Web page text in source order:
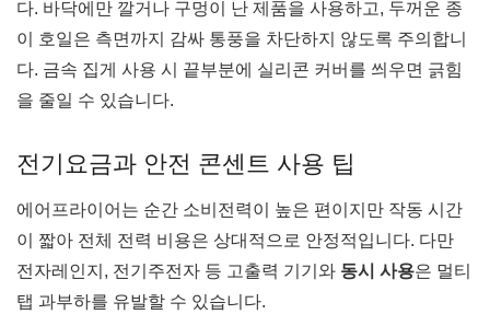
다. 바닥에만 깔거나 구멍이 난 제품을 사용하고, 두꺼운 종
이 호일은 측면까지 감싸 통풍을 차단하지 않도록 주의합니
다. 금속 집게 사용 시 끝부분에 실리콘 커버를 씌우면 긁힘
을 줄일 수 있습니다.
전기요금과 안전 콘센트 사용 팁
에어프라이어는 순간 소비전력이 높은 편이지만 작동 시간
이 짧아 전체 전력 비용은 상대적으로 안정적입니다. 다만
전자레인지, 전기주전자 등 고출력 기기와 동시 사용은 멀티
탭 과부하를 유발할 수 있습니다.